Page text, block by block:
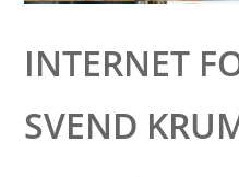
INTERNET
SVEND